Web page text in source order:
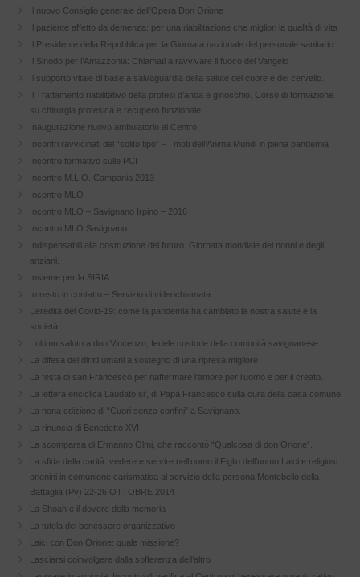
Il nuovo Consiglio generale dell’Opera Don Orione
Il paziente affetto da demenza: per una riabilitazione che migliori la qualità di vita
Il Presidente della Repubblica per la Giornata nazionale del personale sanitario
Il Sinodo per l’Amazzonia: Chiamati a ravvivare il fuoco del Vangelo
Il supporto vitale di base a salvaguardia della salute del cuore e del cervello.
Il Trattamento riabilitativo della protesi d’anca e ginocchio. Corso di formazione
su chirurgia protesica e recupero funzionale.
Inaugurazione nuovo ambulatorio al Centro
Incontri ravvicinati del “solito tipo” – I moti dell’Anima Mundi in piena pandemia
Incontro formativo sulle PCI
Incontro M.L.O. Campania 2013
Incontro MLO
Incontro MLO – Savignano Irpino – 2016
Incontro MLO Savignano
Indispensabili alla costruzione del futuro. Giornata mondiale dei nonni e degli
anziani.
Insieme per la SIRIA
Io resto in contatto – Servizio di videochiamata
L’eredità del Covid-19: come la pandemia ha cambiato la nostra salute e la
società
L’ultimo saluto a don Vincenzo, fedele custode della comunità savignanese.
La difesa dei diritti umani a sostegno di una ripresa migliore
La festa di san Francesco per riaffermare l’amore per l’uomo e per il creato.
La lettera enciclica Laudato si’, di Papa Francesco sulla cura della casa comune
La nona edizione di “Cuori senza confini” a Savignano.
La rinuncia di Benedetto XVI
La scomparsa di Ermanno Olmi, che raccontò “Qualcosa di don Orione”.
La sfida della carità: vedere e servire nell’uomo il Figlio dell’uomo Laici e religiosi
orionini in comunione carismatica al servizio della persona Montebello della
Battaglia (Pv) 22-26 OTTOBRE 2014
La Shoah e il dovere della memoria
La tutela del benessere organizzativo
Laici con Don Orione: quale missione?
Lasciarsi coinvolgere dalla sofferenza dell’altro